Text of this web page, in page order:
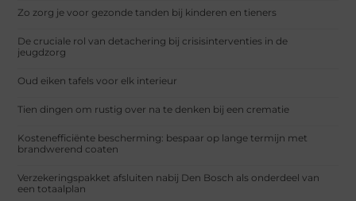
Zo zorg je voor gezonde tanden bij kinderen en tieners
De cruciale rol van detachering bij crisisinterventies in de
jeugdzorg
Oud eiken tafels voor elk interieur
Tien dingen om rustig over na te denken bij een crematie
Kostenefficiënte bescherming: bespaar op lange termijn met
brandwerend coaten
Verzekeringspakket afsluiten nabij Den Bosch als onderdeel van
een totaalplan